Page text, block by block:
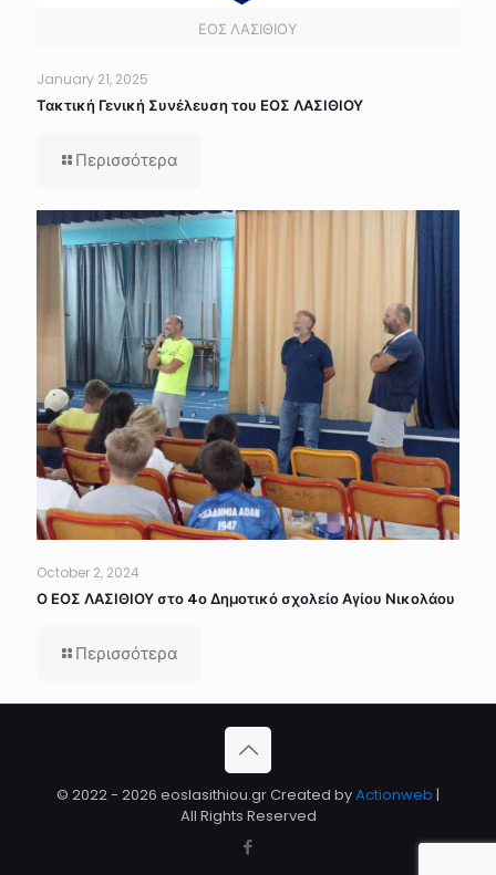
ΕΟΣ ΛΑΣΙΘΙΟΥ
January 21, 2025
Τακτική Γενική Συνέλευση του ΕΟΣ ΛΑΣΙΘΙΟΥ
Περισσότερα
October 2, 2024
Ο ΕΟΣ ΛΑΣΙΘΙΟΥ στο 4ο Δημοτικό σχολείο Αγίου Νικολάου
Περισσότερα
© 2022 - 2026 eoslasithiou.gr Created byActionweb |
All Rights Reserved